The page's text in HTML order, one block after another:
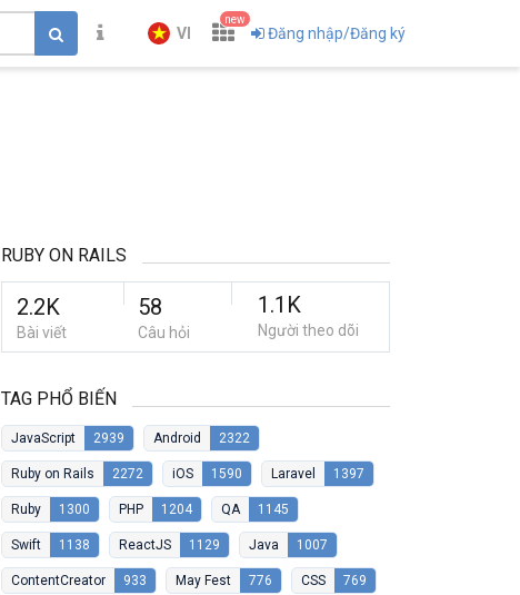
VI
new
Đăng nhập/Đăng ký
RUBY ON RAILS
2.2K
Bài viết
58
Câu hỏi
1.1K
Người theo dõi
TAG PHỔ BIẾN
JavaScript 2939 Android 2322
Ruby on Rails 2272 iOS 1590 Laravel 1397
Ruby 1300 PHP 1204 QA 1145
Swift 1138 ReactJS 1129 Java 1007
ContentCreator 933 May Fest 776 CSS 769